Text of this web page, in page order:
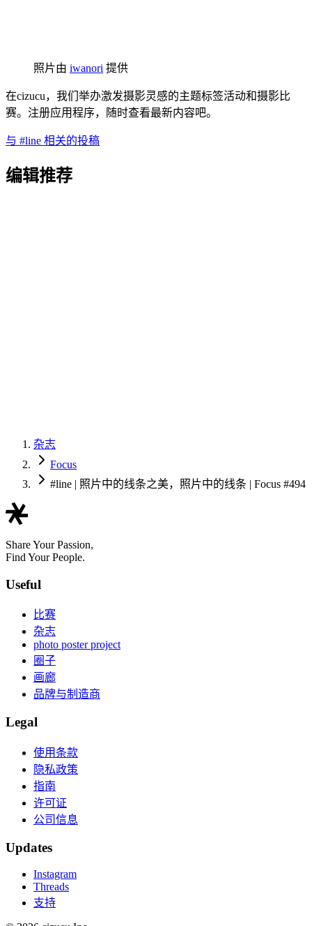
照片由 iwanori 提供
在cizucu，我们举办激发摄影灵感的主题标签活动和摄影比
赛。注册应用程序，随时查看最新内容吧。
与 #line 相关的投稿
编辑推荐
杂志
Focus
#line | 照片中的线条之美，照片中的线条 | Focus #494
Share Your Passion,
Find Your People.
Useful
比赛
杂志
photo poster project
圈子
画廊
品牌与制造商
Legal
使用条款
隐私政策
指南
许可证
公司信息
Updates
Instagram
Threads
支持